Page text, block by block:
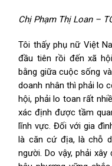
Chị Phạm Thị Loan –
Tôi thấy phụ nữ Việt
đầu tiên rồi đến xã
bằng giữa cuộc sống
doanh nhân thì phải lo
hội, phải lo toan rất
xác định được tầm
lĩnh vực. Đối với gia
là căn cứ địa, là chỗ
người. Do vậy, phải